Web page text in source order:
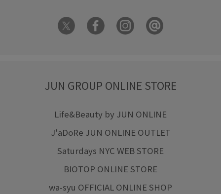
JUN GROUP ONLINE STORE
Life&Beauty by JUN ONLINE
J'aDoRe JUN ONLINE OUTLET
Saturdays NYC WEB STORE
BIOTOP ONLINE STORE
wa-syu OFFICIAL ONLINE SHOP